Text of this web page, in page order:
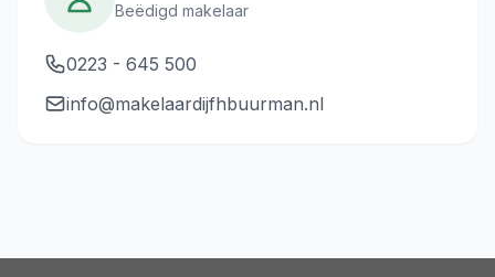
Beëdigd makelaar
0223 - 645 500
info@makelaardijfhbuurman.nl